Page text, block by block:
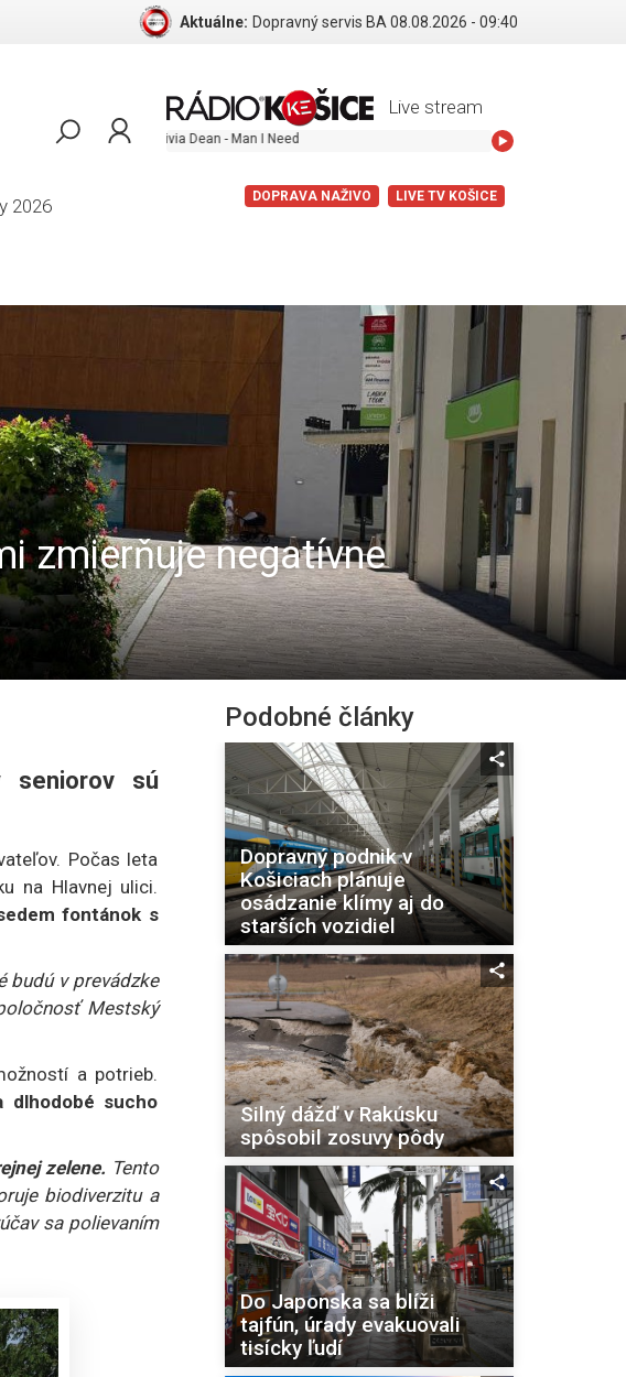
Aktuálne: Dopravný servis BA 08.08.2026 - 09:40
2026
Live stream
Olivia Dean - Man I Need
DOPRAVA NAŽIVO LIVE TV KOŠICE
zmierňuje negatívne
seniorov sú
Počas leta
na Hlavnej ulici.
fontánok s
budú v prevádzke
Mestský
a potrieb.
dlhodobé sucho
zelene. Tento
biodiverzitu a
sa polievaním
Podobné články
Dopravný podnik v
Košiciach plánuje
osádzanie klímy aj do
starších vozidiel
Silný dážď v Rakúsku
spôsobil zosuvy pôdy
Do Japonska sa blíži
tajfún, úrady evakuovali
tisícky ľudí